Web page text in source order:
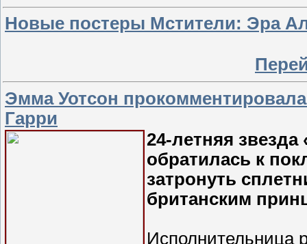
Новые постеры Мстители: Эра
Эмма Уотсон
Гарри
24-летняя
обратилась к
затронуть
британским
Исполнительница